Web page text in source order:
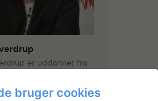
er uddannet fra
1996 – 1997 og Det
bruger cookies